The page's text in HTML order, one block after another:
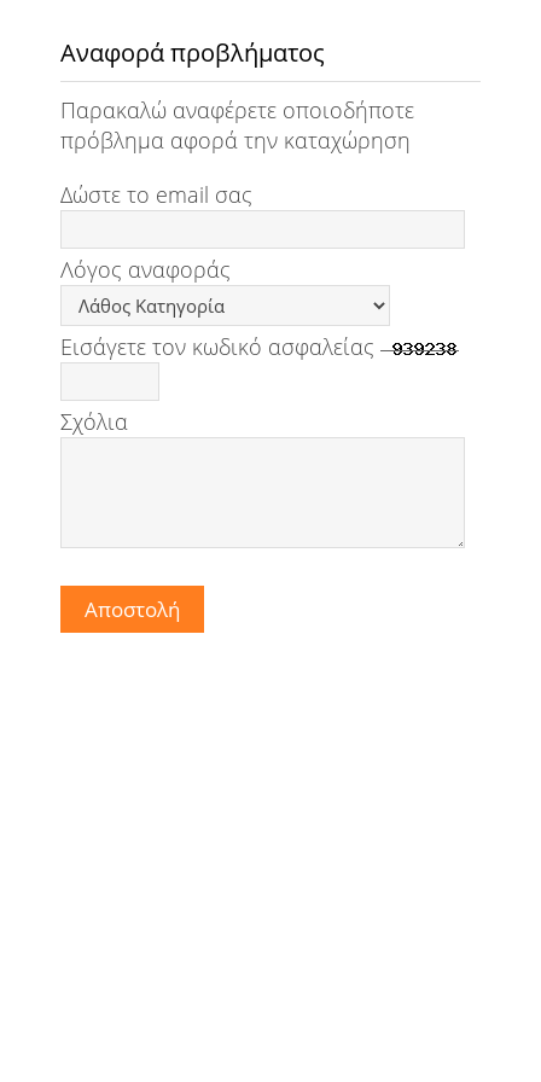
Αναφορά προβλήματος
Παρακαλώ αναφέρετε οποιοδήποτε
πρόβλημα αφορά την καταχώρηση
Δώστε το email σας
Λόγος αναφοράς
Εισάγετε τον κωδικό ασφαλείας
Σχόλια